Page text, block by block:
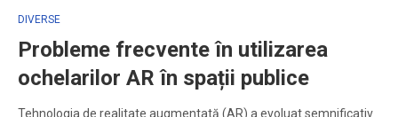
DIVERSE
Probleme frecvente în utilizarea
ochelarilor AR în spații publice
Tehnologia de realitate augmentată (AR) a evoluat semnificativ